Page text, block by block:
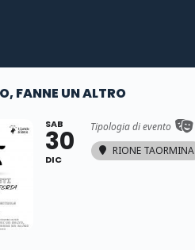
FANNE UN ALTRO
SAB
30
DIC
Tipologia di evento
RIONE TAORMINA